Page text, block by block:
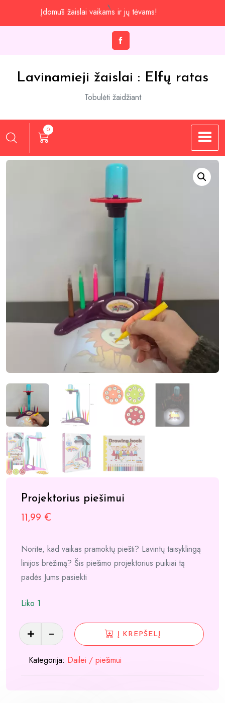
Įdomūs žaislai vaikams ir jų tėvams!
Lavinamieji žaislai : Elfų ratas
Tobulėti žaidžiant
0
Projektorius piešimui
11,99 €
Norite, kad vaikas pramoktų piešti? Lavintų taisyklingą
linijos brėžimą? Šis piešimo projektorius puikiai tą
padės Jums pasiekti
Liko 1
produkto
kiekis:
Projektorius
Į KREPŠELĮ
Kategorija: Dailei / piešimui